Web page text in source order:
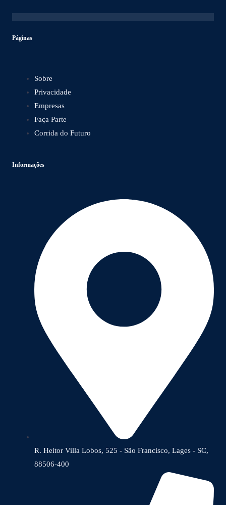
Páginas
Sobre
Privacidade
Empresas
Faça Parte
Corrida do Futuro
Informações
R. Heitor Villa Lobos, 525 - São Francisco, Lages - SC,
88506-400